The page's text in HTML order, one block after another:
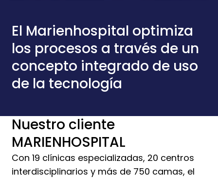
El Marienhospital optimiza
los procesos a través de un
concepto integrado de uso
de la tecnología
Nuestro cliente
MARIENHOSPITAL
Con 19 clínicas especializadas, 20 centros
interdisciplinarios y más de 750 camas, el